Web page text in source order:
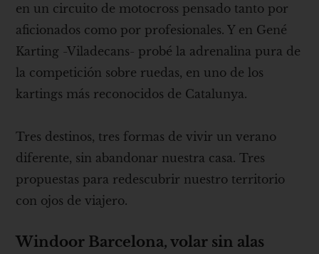
en un circuito de motocross pensado tanto por
aficionados como por profesionales. Y en Gené
Karting -Viladecans- probé la adrenalina pura de
la competición sobre ruedas, en uno de los
kartings más reconocidos de Catalunya.
Tres destinos, tres formas de vivir un verano
diferente, sin abandonar nuestra casa. Tres
propuestas para redescubrir nuestro territorio
con ojos de viajero.
Windoor Barcelona, ​​volar sin alas